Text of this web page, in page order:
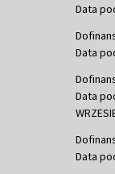
Data
Data
Data
Data